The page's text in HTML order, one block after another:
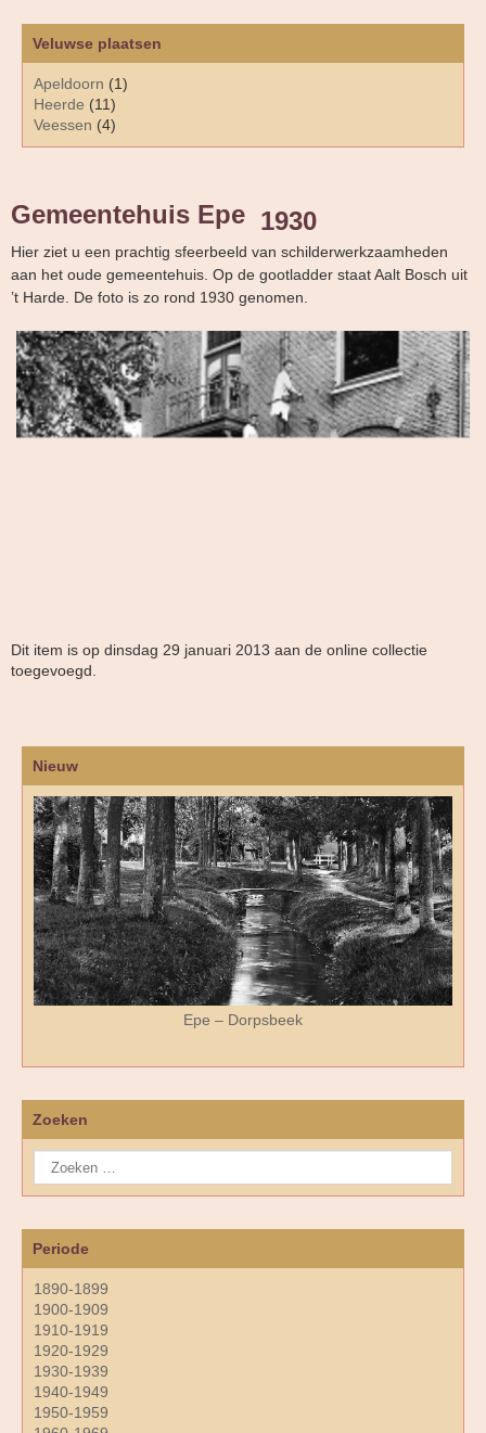
Veluwse plaatsen
Apeldoorn (1)
Heerde (11)
Veessen (4)
Gemeentehuis Epe 1930
Hier ziet u een prachtig sfeerbeeld van schilderwerkzaamheden
aan het oude gemeentehuis. Op de gootladder staat Aalt Bosch uit
’t Harde. De foto is zo rond 1930 genomen.
Dit item is op dinsdag 29 januari 2013 aan de online collectie
toegevoegd.
Nieuw
Epe – Dorpsbeek
Zoeken
Periode
1890-1899
1900-1909
1910-1919
1920-1929
1930-1939
1940-1949
1950-1959